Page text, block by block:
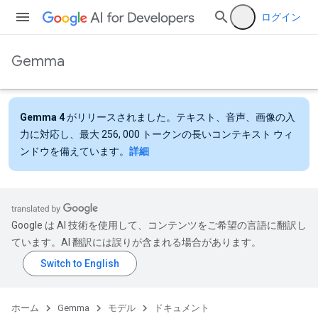
ログイン
Gemma
Gemma 4がリリースされました。テキスト、音声、画像の入
力に対応し、最大 256, 000 トークンの長いコンテキスト ウィ
ンドウを備えています。 詳細
Google は AI 技術を使用して、コンテンツをご希望の言語に翻訳し
ています。AI 翻訳には誤りが含まれる場合があります。
ホーム Gemma モデル ドキュメント